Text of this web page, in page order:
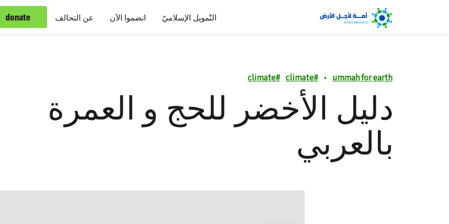
التّمويل الإسلاميّ انضموا الآن عن التحالف donate
ummah for earth
•
#
climate
#
climate
دليل الأخضر للحج و العمرة
بالعربي